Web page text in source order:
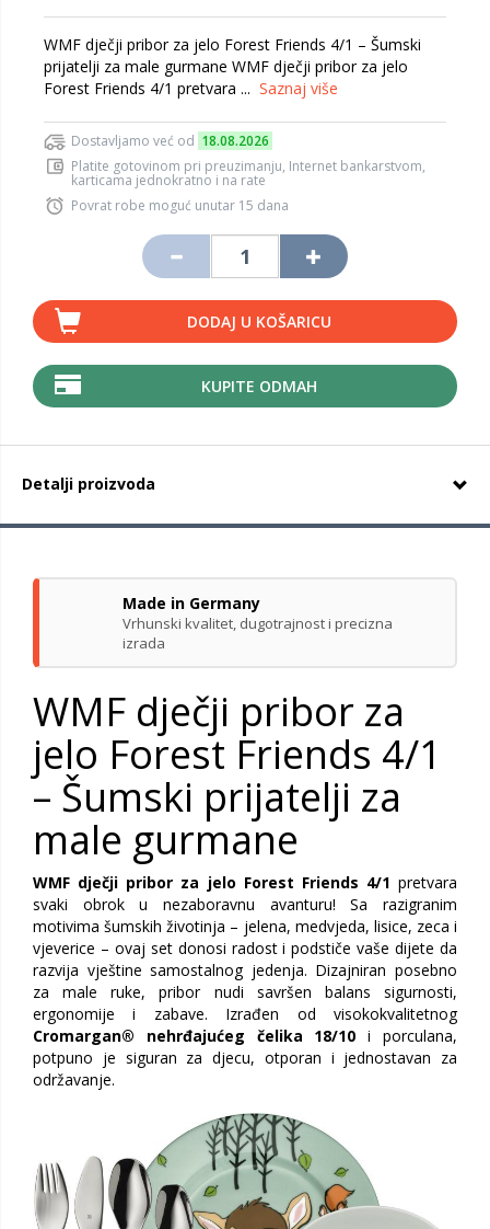
WMF dječji pribor za jelo Forest Friends 4/1 – Šumski
prijatelji za male gurmane WMF dječji pribor za jelo
Forest Friends 4/1 pretvara ... Saznaj više
Dostavljamo već od 18.08.2026
Platite gotovinom pri preuzimanju, Internet bankarstvom,
karticama jednokratno i na rate
Povrat robe moguć unutar 15 dana
DODAJ U KOŠARICU
KUPITE ODMAH
Detalji proizvoda
Made in Germany
Vrhunski kvalitet, dugotrajnost i precizna
izrada
WMF dječji pribor za
jelo Forest Friends 4/1
– Šumski prijatelji za
male gurmane
WMF dječji pribor za jelo Forest Friends 4/1 pretvara
svaki obrok u nezaboravnu avanturu! Sa razigranim
motivima šumskih životinja – jelena, medvjeda, lisice, zeca i
vjeverice – ovaj set donosi radost i podstiče vaše dijete da
razvija vještine samostalnog jedenja. Dizajniran posebno
za male ruke, pribor nudi savršen balans sigurnosti,
ergonomije i zabave. Izrađen od visokokvalitetnog
Cromargan® nehrđajućeg čelika 18/10 i porculana,
potpuno je siguran za djecu, otporan i jednostavan za
održavanje.